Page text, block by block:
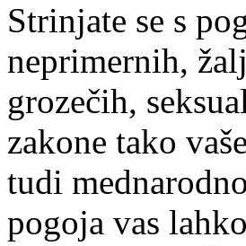
Strinjate se s
neprimernih,
grozečih,
zakone tako
tudi
pogoja vas